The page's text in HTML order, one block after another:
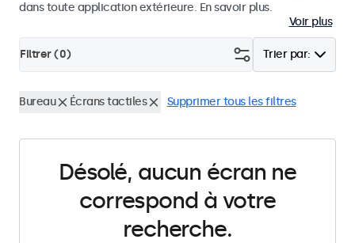
dans toute application extérieure. En savoir plus.
Voir plus
Trier par:
Filtrer (0)
Bureau Écrans tactiles Supprimer tous les filtres
Désolé, aucun écran ne
correspond à votre
recherche.